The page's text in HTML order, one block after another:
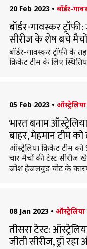
20 Feb 2023 • बॉर्डर-
बॉर्डर-गावस्कर
सीरीज के शेष बचे
बॉर्डर-गावस्कर ट्रॉफी के
क्रिकेट टीम के लिए
05 Feb 2023 •
भारत बनाम
बाहर, मेहमान टीम
ऑस्ट्रेलिया क्रिकेट टीम
चार मैचों की टेस्ट
जोश हेजलवुड चोट के
08 Jan 2023 •
तीसरा टेस्ट:
जीती सीरीज, ड्रॉ